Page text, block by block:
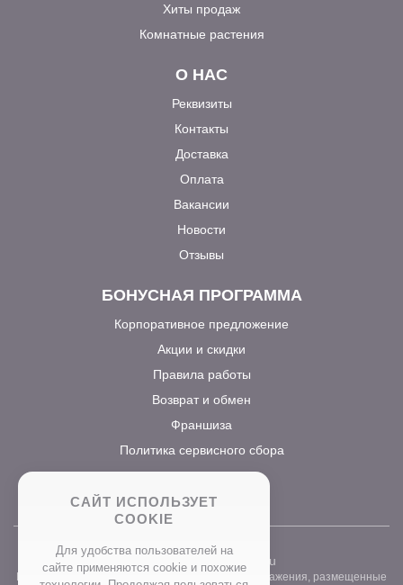
Хиты продаж
Комнатные растения
О НАС
Реквизиты
Контакты
Доставка
Оплата
Вакансии
Новости
Отзывы
БОНУСНАЯ ПРОГРАММА
Корпоративное предложение
Акции и скидки
Правила работы
Возврат и обмен
Франшиза
Политика сервисного сбора
www.prostocvet.ru
Вся текстовая информация и графические изображения, размещенные
САЙТ ИСПОЛЬЗУЕТ
COOKIE
Для удобства пользователей на
сайте применяются сookie и похожие